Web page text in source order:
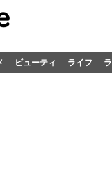
ビューティ ライフ